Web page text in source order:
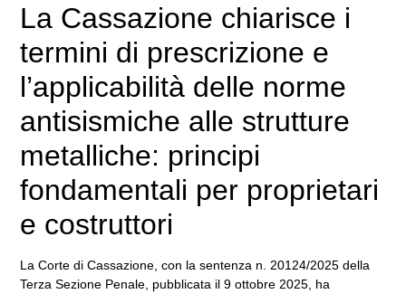
La Cassazione chiarisce i
termini di prescrizione e
l’applicabilità delle norme
antisismiche alle strutture
metalliche: principi
fondamentali per proprietari
e costruttori
La Corte di Cassazione, con la sentenza n. 20124/2025 della
Terza Sezione Penale, pubblicata il 9 ottobre 2025, ha